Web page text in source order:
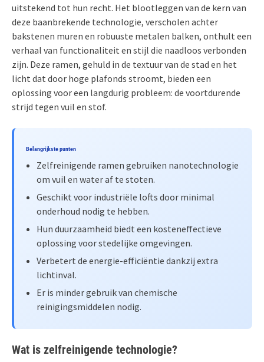
uitstekend tot hun recht. Het blootleggen van de kern van
deze baanbrekende technologie, verscholen achter
bakstenen muren en robuuste metalen balken, onthult een
verhaal van functionaliteit en stijl die naadloos verbonden
zijn. Deze ramen, gehuld in de textuur van de stad en het
licht dat door hoge plafonds stroomt, bieden een
oplossing voor een langdurig probleem: de voortdurende
strijd tegen vuil en stof.
Belangrijkste punten
Zelfreinigende ramen gebruiken nanotechnologie
om vuil en water af te stoten.
Geschikt voor industriële lofts door minimal
onderhoud nodig te hebben.
Hun duurzaamheid biedt een kosteneffectieve
oplossing voor stedelijke omgevingen.
Verbetert de energie-efficiëntie dankzij extra
lichtinval.
Er is minder gebruik van chemische
reinigingsmiddelen nodig.
Wat is zelfreinigende technologie?